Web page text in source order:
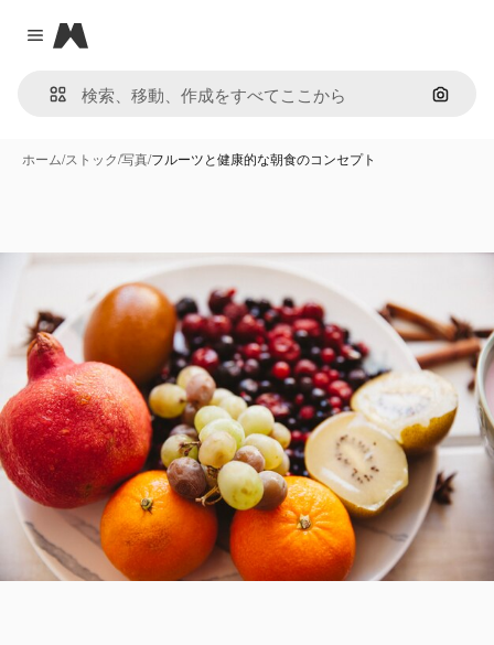
Close menu
Magnific
画像で
ホーム/ストック/写真/フルーツと健康的な朝食のコンセプト